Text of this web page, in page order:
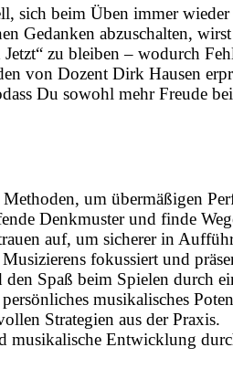
sich beim Üben immer
Gedanken abzuschalten,
zu bleiben – wodurch
von Dozent Dirk Hausen
Du sowohl mehr Freude
um übermäßigen
Denkmuster und finde
auf, um sicherer in
fokussiert und
Spaß beim Spielen durch
musikalisches
Strategien aus der Praxis.
musikalische Entwicklung